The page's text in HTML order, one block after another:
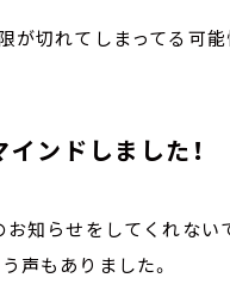
が切れてしまってる可
ンドしました！
お知らせをしてくれな
声もありました。